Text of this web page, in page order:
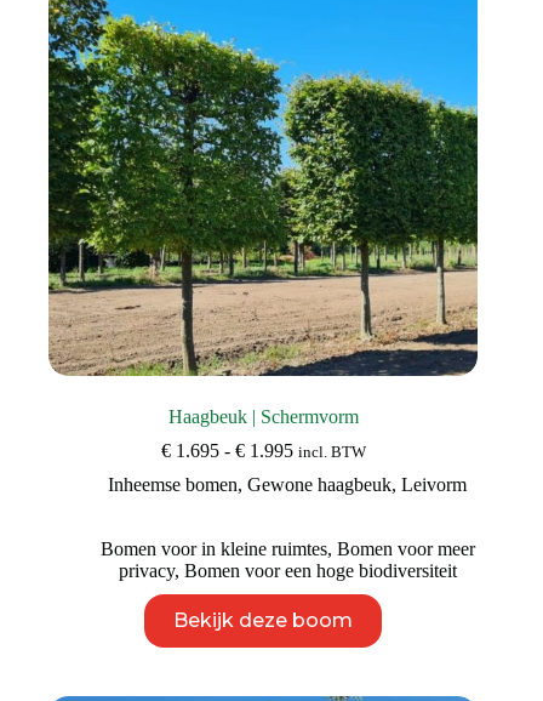
op
de
productpagina
Haagbeuk | Schermvorm
€1.695 - €1.995Prijsklasse:
tot
incl. BTW
Inheemse bomen,Gewone haagbeuk,Leivorm
Bomen voor in kleine ruimtes, Bomen voor meer
privacy, Bomen voor een hoge biodiversiteit
Bekijk deze boom
product
heeft